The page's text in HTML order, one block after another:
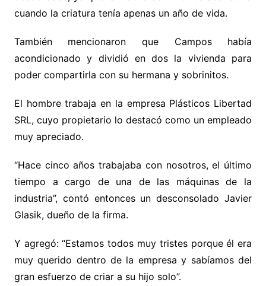
cuando la criatura tenía apenas un año de vida.
También mencionaron que Campos había
acondicionado y dividió en dos la vivienda para
poder compartirla con su hermana y sobrinitos.
El hombre trabaja en la empresa Plásticos Libertad
SRL, cuyo propietario lo destacó como un empleado
muy apreciado.
“Hace cinco años trabajaba con nosotros, el último
tiempo a cargo de una de las máquinas de la
industria”, contó entonces un desconsolado Javier
Glasik, dueño de la firma.
Y agregó: “Estamos todos muy tristes porque él era
muy querido dentro de la empresa y sabíamos del
gran esfuerzo de criar a su hijo solo”.